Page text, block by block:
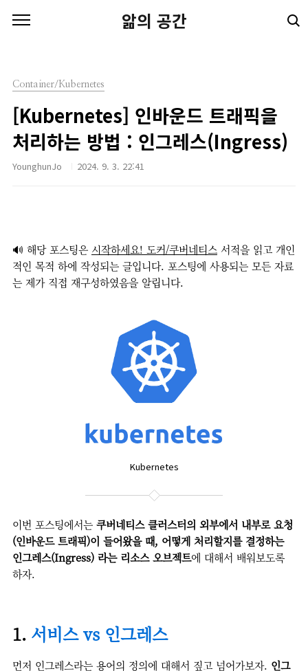
앎의 공간
Container/Kubernetes
[Kubernetes] 인바운드 트래픽을
처리하는 방법 : 인그레스(Ingress)
YounghunJo 2024. 9. 3. 22:41
🔊 해당 포스팅은 시작하세요! 도커/쿠버네티스 서적을 읽고 개인
적인 목적 하에 작성되는 글입니다. 포스팅에 사용되는 모든 자료
는 제가 직접 재구성하였음을 알립니다.
Kubernetes
이번 포스팅에서는 쿠버네티스 클러스터의 외부에서 내부로 요청
(인바운드 트래픽)이 들어왔을 때, 어떻게 처리할지를 결정하는
인그레스(Ingress) 라는 리소스 오브젝트에 대해서 배워보도록
하자.
1. 서비스 vs 인그레스
먼저 인그레스라는 용어의 정의에 대해서 짚고 넘어가보자. 인그